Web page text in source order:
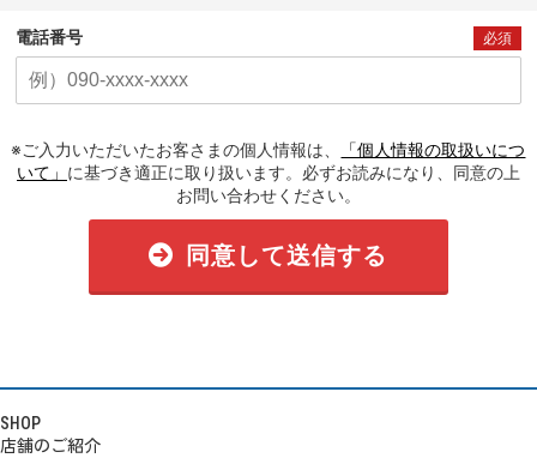
電話番号 必須
※ご入力いただいたお客さまの個人情報は、
「個人情報の取扱いにつ
いて」 に基づき適正に取り扱います。必ずお読みになり、同意の上
お問い合わせください。
同意して送信する
SHOP
店舗のご紹介